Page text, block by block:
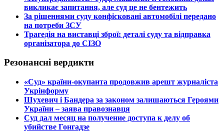
викликає запитання, але суд це не бентежить
​За рішеннями суду конфісковані автомобілі передано
на потреби ЗСУ
​Трагедія на виставці зброї: деталі суду та відправка
організатора до СІЗО
Резонансні вердикти
​«Суд» країни-окупанта продовжив арешт журналіста
Укрінформу
Шухевич і Бандера за законом залишаються Героями
України – заява правознавця
Суд дал месяц на получение доступа к делу об
убийстве Гонгадзе